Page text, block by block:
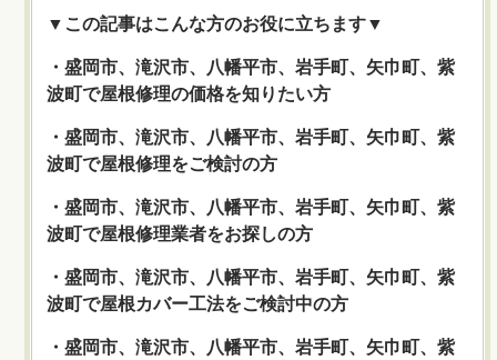
▼この記事はこんな方のお役に立ちます▼
・盛岡市、滝沢市、八幡平市、岩手町、矢巾町、紫
波町で屋根修理の価格を知りたい方
・盛岡市、滝沢市、八幡平市、岩手町、矢巾町、紫
波町で屋根修理をご検討の方
・盛岡市、滝沢市、八幡平市、岩手町、矢巾町、紫
波町で屋根修理業者をお探しの方
・盛岡市、滝沢市、八幡平市、岩手町、矢巾町、紫
波町で屋根カバー工法をご検討中の方
・盛岡市、滝沢市、八幡平市、岩手町、矢巾町、紫